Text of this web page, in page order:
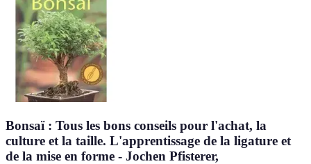
Bonsaï : Tous les bons conseils pour l'achat, la
culture et la taille. L'apprentissage de la ligature et
de la mise en forme - Jochen Pfisterer,